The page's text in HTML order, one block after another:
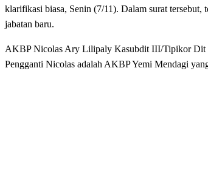
klarifikasi biasa, Senin (7/11). Dalam surat tersebut,
jabatan baru.
AKBP Nicolas Ary Lilipaly Kasubdit III/Tipikor Dit
Pengganti Nicolas adalah AKBP Yemi Mendagi